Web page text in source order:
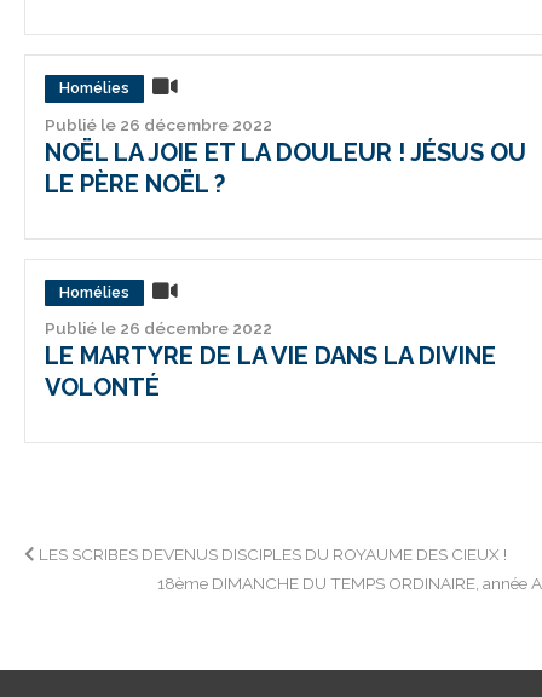
Homélies
Publié le 26 décembre 2022
NOËL LA JOIE ET LA DOULEUR ! JÉSUS OU
LE PÈRE NOËL ?
Homélies
Publié le 26 décembre 2022
LE MARTYRE DE LA VIE DANS LA DIVINE
VOLONTÉ
Navigation
l’article
LES SCRIBES DEVENUS DISCIPLES DU ROYAUME DES CIEUX !
18ème DIMANCHE DU TEMPS ORDINAIRE, année